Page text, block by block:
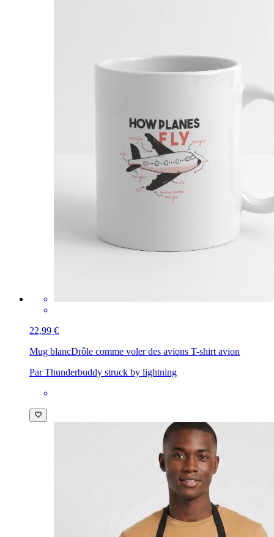
22,99 €
Mug blancDrôle comme voler des avions T-shirt avion
Par Thunderbuddy struck by lightning